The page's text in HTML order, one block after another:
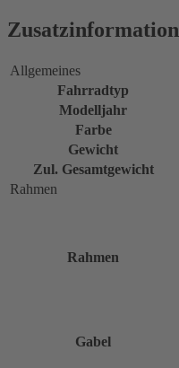
Zusatzinformation
Allgemeines
Fahrradtyp
Modelljahr
Farbe
Gewicht
Zul. Gesamtgewicht
Rahmen
Rahmen
Gabel